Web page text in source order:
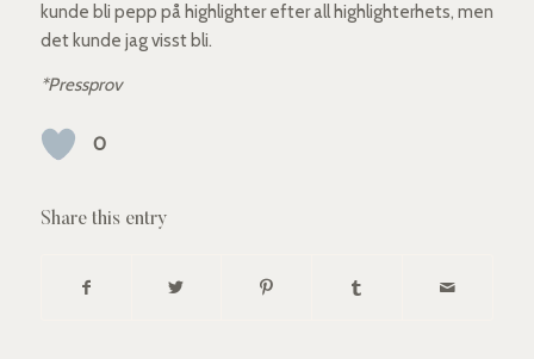
kunde bli pepp på highlighter efter all highlighterhets, men
det kunde jag visst bli.
*Pressprov
0
Share this entry